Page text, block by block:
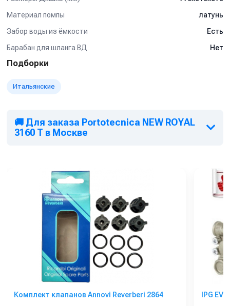
Материал помпы
латунь
Забор воды из ёмкости
Есть
Барабан для шланга ВД
Нет
Подборки
Итальянские
🚚 Для заказа Portotecnica NEW ROYAL
3160 T в Москве
Комплект клапанов Annovi Reverberi 2864 IPG